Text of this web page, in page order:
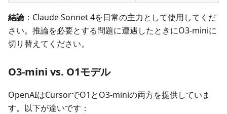
結論：Claude Sonnet 4を日常の主力として使用してくだ
さい。推論を必要とする問題に遭遇したときにO3-miniに
切り替えてください。
O3-mini vs. O1モデル
OpenAIはCursorでO1とO3-miniの両方を提供していま
す。以下が違いです：